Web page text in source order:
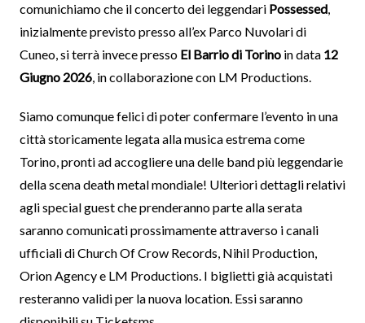
comunichiamo che il concerto dei leggendari Possessed,
inizialmente previsto presso all’ex Parco Nuvolari di
Cuneo, si terrà invece presso El Barrio di Torinoin data 12
Giugno 2026, in collaborazione con LM Productions.
Siamo comunque felici di poter confermare l’evento in una
città storicamente legata alla musica estrema come
Torino, pronti ad accogliere una delle band più leggendarie
della scena death metal mondiale! Ulteriori dettagli relativi
agli special guest che prenderanno parte alla serata
saranno comunicati prossimamente attraverso i canali
ufficiali di Church Of Crow Records, Nihil Production,
Orion Agency e LM Productions. I biglietti già acquistati
resteranno validi per la nuova location. Essi saranno